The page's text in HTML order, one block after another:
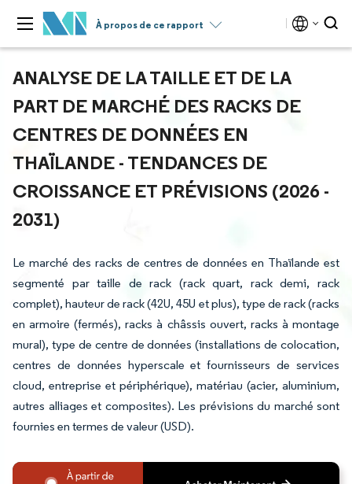
À propos de ce rapport
ANALYSE DE LA TAILLE ET DE LA
PART DE MARCHÉ DES RACKS DE
CENTRES DE DONNÉES EN
THAÏLANDE - TENDANCES DE
CROISSANCE ET PRÉVISIONS (2026 -
2031)
Le marché des racks de centres de données en Thaïlande est
segmenté par taille de rack (rack quart, rack demi, rack
complet), hauteur de rack (42U, 45U et plus), type de rack (racks
en armoire (fermés), racks à châssis ouvert, racks à montage
mural), type de centre de données (installations de colocation,
centres de données hyperscale et fournisseurs de services
cloud, entreprise et périphérique), matériau (acier, aluminium,
autres alliages et composites). Les prévisions du marché sont
fournies en termes de valeur (USD).